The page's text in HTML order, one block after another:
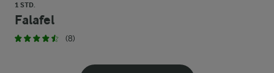
1 STD.
Falafel
(8)